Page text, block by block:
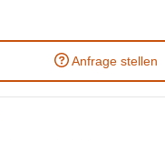
Anfrage stellen